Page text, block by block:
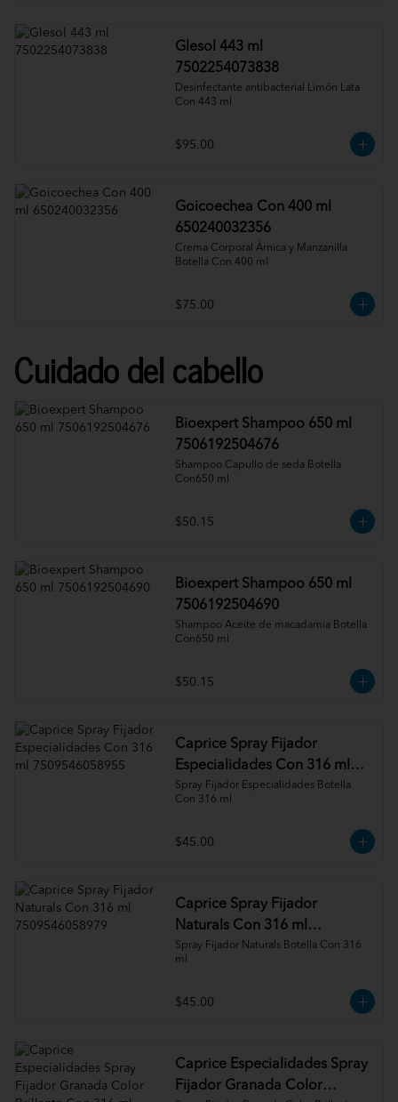
Glesol 443 ml
7502254073838
Desinfectante antibacterial Limón Lata
Con 443 ml
$95.00
Goicoechea Con 400 ml
650240032356
Crema Corporal Árnica y Manzanilla
Botella Con 400 ml
$75.00
Cuidado del cabello
Bioexpert Shampoo 650 ml
7506192504676
Shampoo Capullo de seda Botella
Con650 ml
$50.15
Bioexpert Shampoo 650 ml
7506192504690
Shampoo Aceite de macadamia Botella
Con650 ml
$50.15
Caprice Spray Fijador
Especialidades Con 316 ml
7509546058955
Spray Fijador Especialidades Botella
Con 316 ml
$45.00
Caprice Spray Fijador
Naturals Con 316 ml
7509546058979
Spray Fijador Naturals Botella Con 316
ml
$45.00
Caprice Especialidades Spray
Fijador Granada Color